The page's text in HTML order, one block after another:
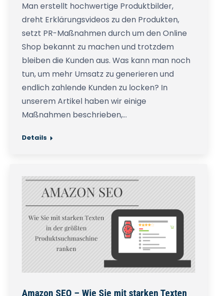
Man erstellt hochwertige Produktbilder,
dreht Erklärungsvideos zu den Produkten,
setzt PR-Maßnahmen durch um den Online
Shop bekannt zu machen und trotzdem
bleiben die Kunden aus. Was kann man noch
tun, um mehr Umsatz zu generieren und
endlich zahlende Kunden zu locken? In
unserem Artikel haben wir einige
Maßnahmen beschrieben,…
Details
Amazon SEO – Wie Sie mit starken Texten